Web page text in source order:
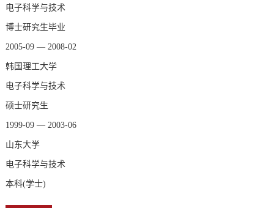
电子科学与技术
博士研究生毕业
2005-09 — 2008-02
韩国理工大学
电子科学与技术
硕士研究生
1999-09 — 2003-06
山东大学
电子科学与技术
本科(学士)